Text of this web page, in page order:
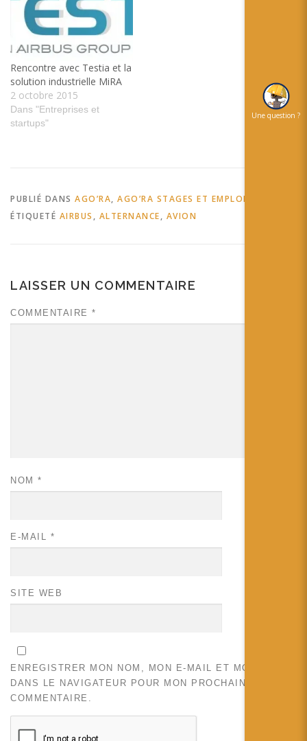
Rencontre avec Testia et la
solution industrielle MiRA
2 octobre 2015
Dans "Entreprises et
startups"
PUBLIÉ DANS AGO’RA, AGO’RA STAGES ET EMPLOIS
ÉTIQUETÉ AIRBUS , ALTERNANCE, AVION
LAISSER UN COMMENTAIRE
COMMENTAIRE *
NOM *
E-MAIL *
SITE WEB
ENREGISTRER MON NOM, MON E-MAIL ET MON SITE
DANS LE NAVIGATEUR POUR MON PROCHAIN
COMMENTAIRE.
Une question ?